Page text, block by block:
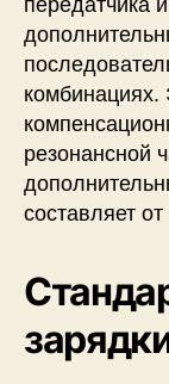
комбинациях.
резонансной
составляет